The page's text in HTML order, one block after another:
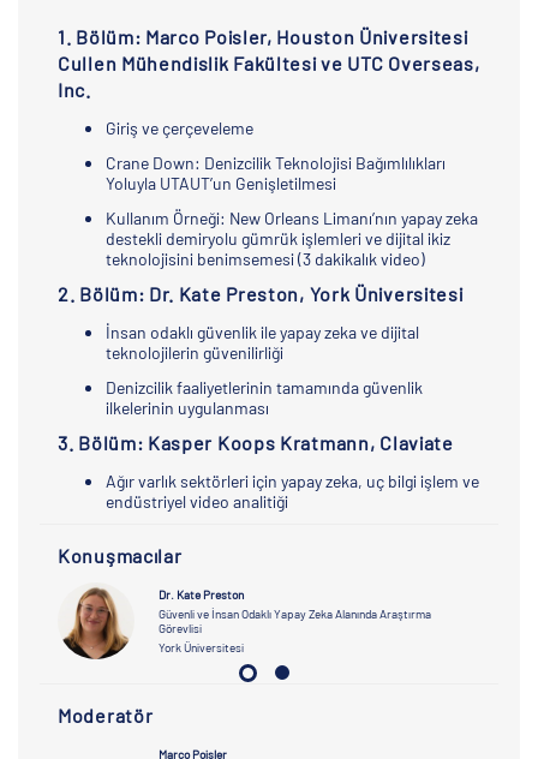
1. Bölüm: Marco Poisler, Houston Üniversitesi
Cullen Mühendislik Fakültesi ve UTC Overseas,
Inc.
Giriş ve çerçeveleme
Crane Down: Denizcilik Teknolojisi Bağımlılıkları
Yoluyla UTAUT’un Genişletilmesi
Kullanım Örneği: New Orleans Limanı’nın yapay zeka
destekli demiryolu gümrük işlemleri ve dijital ikiz
teknolojisini benimsemesi (3 dakikalık video)
2. Bölüm: Dr. Kate Preston, York Üniversitesi
İnsan odaklı güvenlik ile yapay zeka ve dijital
teknolojilerin güvenilirliği
Denizcilik faaliyetlerinin tamamında güvenlik
ilkelerinin uygulanması
3. Bölüm: Kasper Koops Kratmann, Claviate
Ağır varlık sektörleri için yapay zeka, uç bilgi işlem ve
endüstriyel video analitiği
Konuşmacılar
Dr. Kate Preston
Güvenli ve İnsan Odaklı Yapay Zeka Alanında Araştırma
Görevlisi
York Üniversitesi
Moderatör
Marco Poisler